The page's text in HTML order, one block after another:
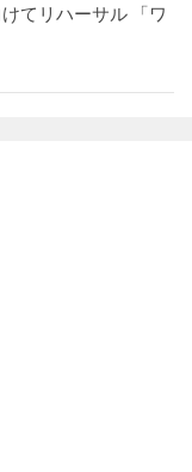
てリハーサル 「ワ